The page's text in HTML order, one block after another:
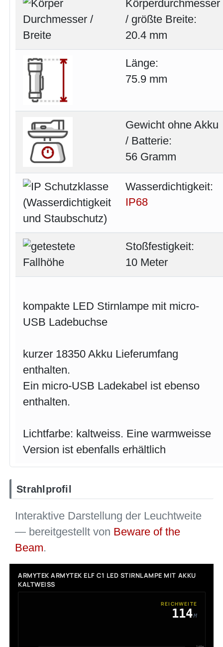
Körperdurchmesser
/ größte Breite:
20.4 mm
Länge:
75.9 mm
Gewicht ohne Akku
/ Batterie:
56 Gramm
Wasserdichtigkeit:
IP68
Stoßfestigkeit:
10 Meter
kompakte LED Stirnlampe mit micro-
USB Ladebuchse
kurzer 18350 Akku Lieferumfang
enthalten.
Ein micro-USB Ladekabel ist ebenso
enthalten.
Lichtfarbe: kaltweiss. Eine warmweisse
Version ist ebenfalls erhältlich
Strahlprofil
Interaktive Darstellung der Leuchtweite
— bereitgestellt von Beware of the
Beam.